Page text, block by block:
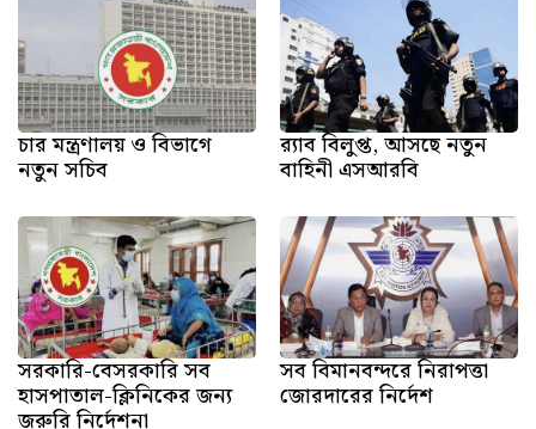
চার মন্ত্রণালয় ও বিভাগে
নতুন সচিব
র‍্যাব বিলুপ্ত, আসছে নতুন
বাহিনী এসআরবি
সরকারি-বেসরকারি সব
হাসপাতাল-ক্লিনিকের জন্য
জরুরি নির্দেশনা
সব বিমানবন্দরে নিরাপত্তা
জোরদারের নির্দেশ